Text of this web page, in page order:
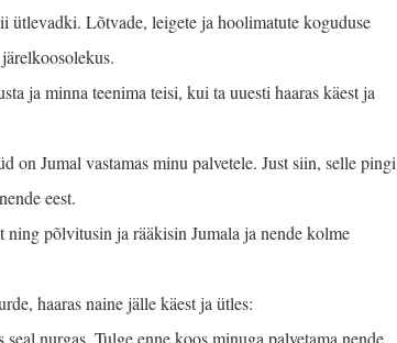
ütlevadki. Lõtvade, leigete ja hooli­matute koguduse
ja minna teenima teisi, kui ta uuesti haaras käest ja
on Jumal vastamas minu palvetele. Just siin, selle pingi
eest.
ning põlvitusin ja rääkisin Jumala ja nende kolme
haaras naine jälle käest ja ütles: